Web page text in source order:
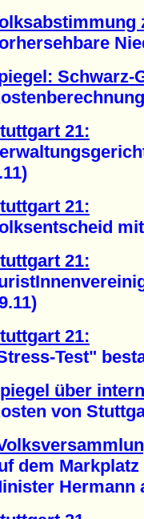
Schwarz-
21:
21:
mit
21:
21:
Test"
über
von
Markplatz
Hermann